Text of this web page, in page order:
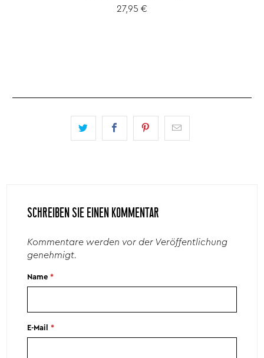
27,95 €
SCHREIBEN SIE EINEN KOMMENTAR
Kommentare werden vor der Veröffentlichung
genehmigt.
Name*
E-Mail*